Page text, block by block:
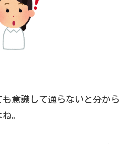
意識して通らないと分から
。